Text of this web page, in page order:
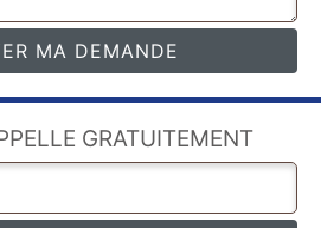
GRATUITEMENT